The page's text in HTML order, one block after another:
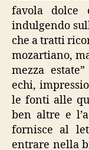
favola dolce
indulgendo
che a tratti
mozartiano,
mezza
echi,
le fonti alle
ben altre e
fornisce al
entrare nella